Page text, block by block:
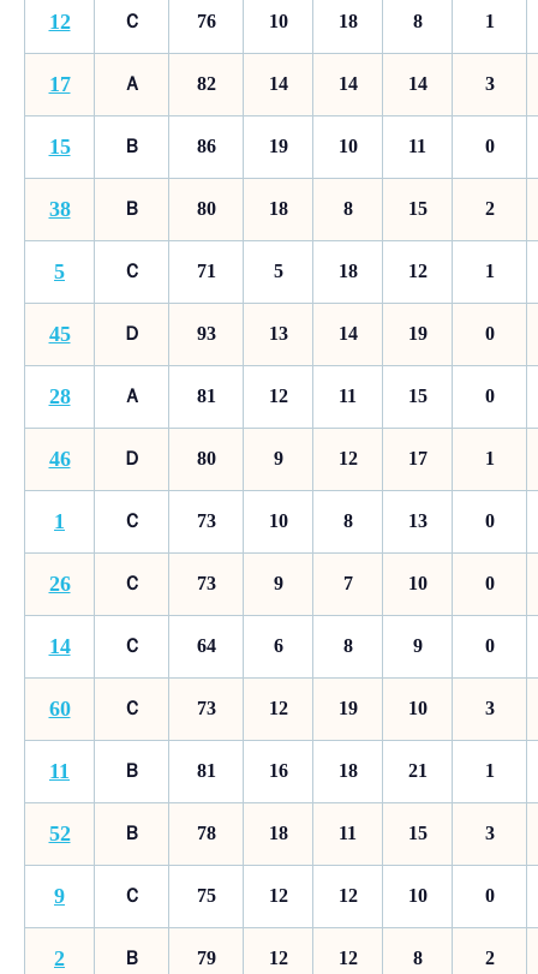
12 Ｃ 76 10 18 8 1
17 Ａ 82 14 14 14 3
15 Ｂ 86 19 10 11 0
38 Ｂ 80 18 8 15 2
5 Ｃ 71 5 18 12 1
45 Ｄ 93 13 14 19 0
28 Ａ 81 12 11 15 0
46 Ｄ 80 9 12 17 1
1 Ｃ 73 10 8 13 0
26 Ｃ 73 9 7 10 0
14 Ｃ 64 6 8 9 0
60 Ｃ 73 12 19 10 3
11 Ｂ 81 16 18 21 1
52 Ｂ 78 18 11 15 3
9 Ｃ 75 12 12 10 0
2 Ｂ 79 12 12 8 2